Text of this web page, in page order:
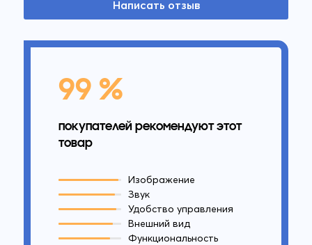
Написать отзыв
99 %
покупателей рекомендуют этот
товар
Изображение
Звук
Удобство управления
Внешний вид
Функциональность